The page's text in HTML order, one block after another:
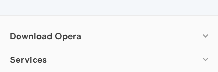
Download Opera
Computer browsers
Services